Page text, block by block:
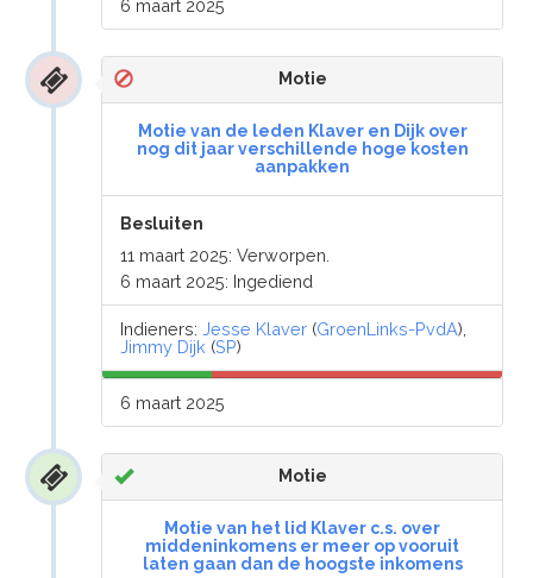
6 maart 2025
Motie
Motie van de leden Klaver en Dijk over
nog dit jaar verschillende hoge kosten
aanpakken
Besluiten
11 maart 2025: Verworpen.
6 maart 2025: Ingediend
Indieners:Jesse Klaver (GroenLinks-PvdA),
Jimmy Dijk (SP)
6 maart 2025
Motie
Motie van het lid Klaver c.s. over
middeninkomens er meer op vooruit
laten gaan dan de hoogste inkomens